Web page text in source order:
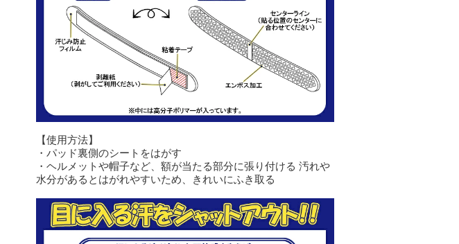
【使用方法】
・パッド裏側のシートをはがす
・ヘルメットや帽子など、額が当たる部分に張り付ける 汚れや
水分があるとはがれやすいため、きれいにふき取る